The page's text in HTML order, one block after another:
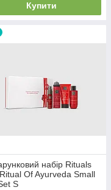
Купити
набір Rituals
Of Ayurveda Small
S